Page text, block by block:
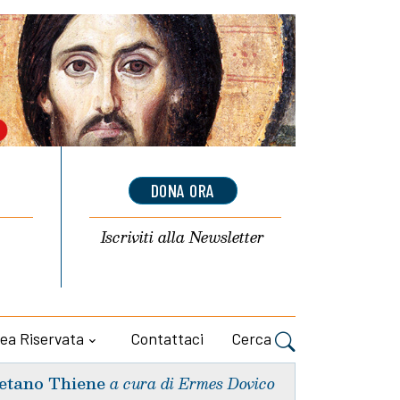
DONA ORA
Iscriviti allaNewsletter
Riservata Contattaci Cerca
Thiene a cura di Ermes Dovico